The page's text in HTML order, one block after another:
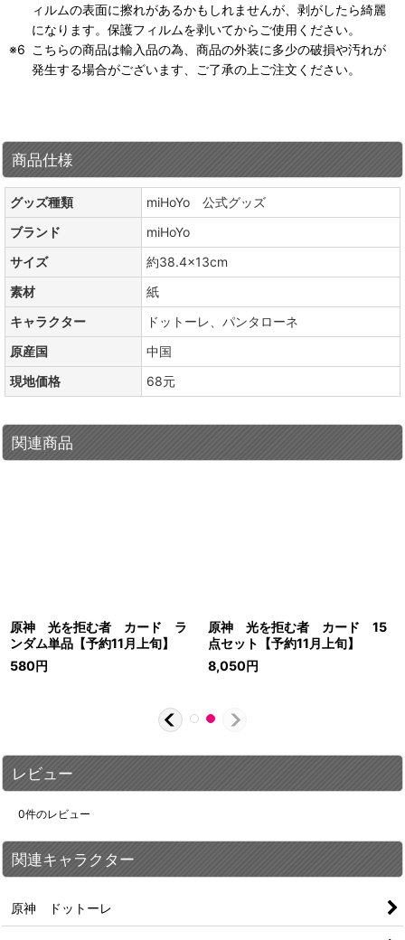
ィルムの表面に擦れがあるかもしれませんが、剥がしたら綺麗
になります。保護フィルムを剥いてからご使用ください。
こちらの商品は輸入品の為、商品の外装に多少の破損や汚れが
発生する場合がございます、ご了承の上ご注文ください。
商品仕様
グッズ種類
miHoYo 公式グッズ
ブランド
miHoYo
サイズ
約38.4×13cm
素材
紙
キャラクター
ドットーレ、パンタローネ
原産国
中国
現地価格
68元
関連商品
原神 光を拒む者 カード ラ
ンダム単品【予約11月上旬】
580円
原神 光を拒む者 カード 15
点セット【予約11月上旬】
8,050円
レビュー
0件のレビュー
関連キャラクター
原神 ドットーレ